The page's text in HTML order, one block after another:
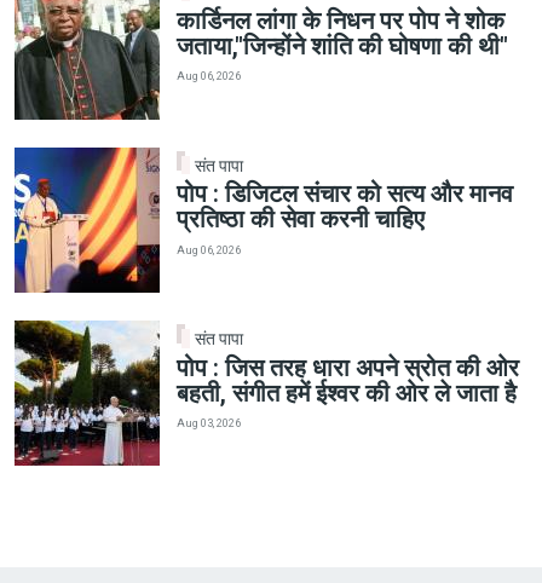
कार्डिनल लांगा के निधन पर पोप ने शोक
जताया,"जिन्होंने शांति की घोषणा की थी"
Aug 06, 2026
संत पापा
पोप : डिजिटल संचार को सत्य और मानव
प्रतिष्ठा की सेवा करनी चाहिए
Aug 06, 2026
संत पापा
पोप : जिस तरह धारा अपने स्रोत की ओर
बहती, संगीत हमें ईश्वर की ओर ले जाता है
Aug 03, 2026